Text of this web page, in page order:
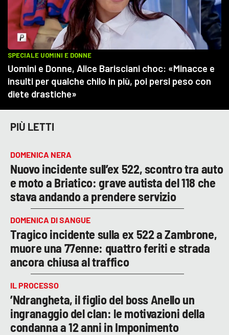
PIÙ LETTI
DOMENICA NERA
Nuovo incidente sull’ex 522, scontro tra auto
e moto a Briatico: grave autista del 118 che
stava andando a prendere servizio
DOMENICA DI SANGUE
Tragico incidente sulla ex 522 a Zambrone,
muore una 77enne: quattro feriti e strada
ancora chiusa al traffico
IL PROCESSO
’Ndrangheta, il figlio del boss Anello un
ingranaggio del clan: le motivazioni della
condanna a 12 anni in Imponimento